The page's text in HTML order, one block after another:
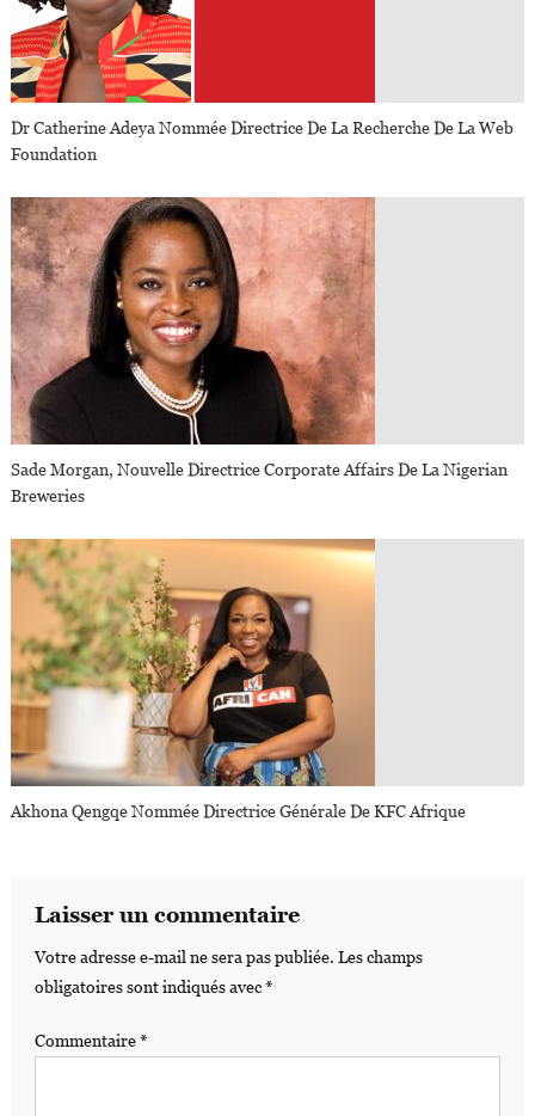
Dr Catherine Adeya Nommée Directrice De La Recherche De La Web
Foundation
Sade Morgan, Nouvelle Directrice Corporate Affairs De La Nigerian
Breweries
Akhona Qengqe Nommée Directrice Générale De KFC Afrique
Laisser un commentaire
Votre adresse e-mail ne sera pas publiée. Les champs
obligatoires sont indiqués avec*
Commentaire*